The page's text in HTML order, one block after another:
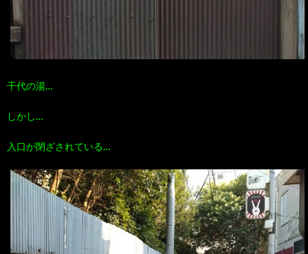
千代の湯…
しかし…
入口が閉ざされている…